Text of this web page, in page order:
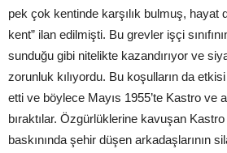
pek çok kentinde karşılık bulmuş, hayat
kent” ilan edilmişti. Bu grevler işçi
sunduğu gibi nitelikte kazandırıyor ve
zorunluk kılıyordu. Bu koşulların da
etti ve böylece Mayıs 1955’te Kastro ve
bıraktılar. Özgürlüklerine kavuşan
baskınında şehir düşen arkadaşlarının